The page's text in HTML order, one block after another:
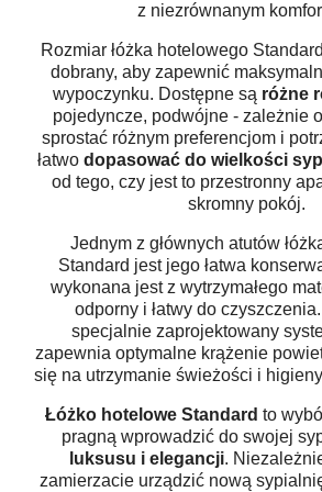
z niezrównanym
Rozmiar łóżka hotelowego
dobrany, aby zapewnić
wypoczynku. Dostępne są różne
pojedyncze, podwójne - zależnie
sprostać różnym preferencjom i
łatwo dopasować do wielkości
od tego, czy jest to przestronny
skromny pokój.
Jednym z głównych atutów
Standard jest jego łatwa
wykonana jest z wytrzymałego
odporny i łatwy do
specjalnie zaprojektowany
zapewnia optymalne krążenie
się na utrzymanie świeżości i
Łóżko hotelowe Standard to
pragną wprowadzić do swojej
luksusu i elegancji.
zamierzacie urządzić nową